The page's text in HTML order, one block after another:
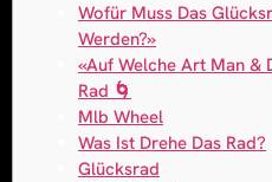
Wofür Muss Das
Werden?»
«Auf Welche Art Man &
Rad 🌀
Mlb Wheel
Was Ist Drehe Das Rad?
Glücksrad